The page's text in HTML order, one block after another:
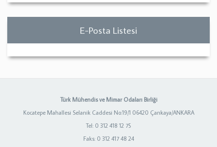
E-Posta Listesi
Türk Mühendis ve Mimar Odaları Birliği
Kocatepe Mahallesi Selanik Caddesi No:19/1 06420 Çankaya/ANKARA
Tel: 0 312 418 12 75
Faks: 0 312 417 48 24